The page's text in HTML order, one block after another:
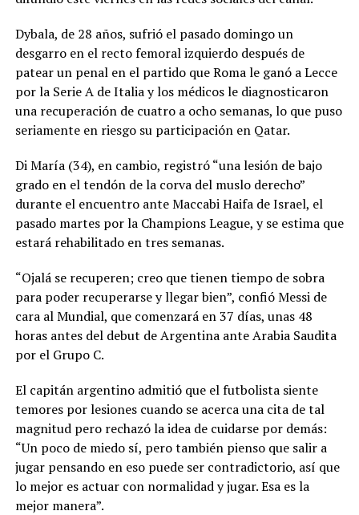
Dybala, de 28 años, sufrió el pasado domingo un
desgarro en el recto femoral izquierdo después de
patear un penal en el partido que Roma le ganó a Lecce
por la Serie A de Italia y los médicos le diagnosticaron
una recuperación de cuatro a ocho semanas, lo que puso
seriamente en riesgo su participación en Qatar.
Di María (34), en cambio, registró “una lesión de bajo
grado en el tendón de la corva del muslo derecho”
durante el encuentro ante Maccabi Haifa de Israel, el
pasado martes por la Champions League, y se estima que
estará rehabilitado en tres semanas.
“Ojalá se recuperen; creo que tienen tiempo de sobra
para poder recuperarse y llegar bien”, confió Messi de
cara al Mundial, que comenzará en 37 días, unas 48
horas antes del debut de Argentina ante Arabia Saudita
por el Grupo C.
El capitán argentino admitió que el futbolista siente
temores por lesiones cuando se acerca una cita de tal
magnitud pero rechazó la idea de cuidarse por demás:
“Un poco de miedo sí, pero también pienso que salir a
jugar pensando en eso puede ser contradictorio, así que
lo mejor es actuar con normalidad y jugar. Esa es la
mejor manera”.